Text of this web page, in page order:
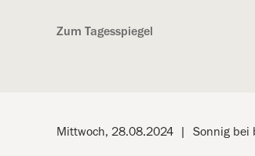
Zum Tagesspiegel
Mittwoch, 28.08.2024 Sonnig bei